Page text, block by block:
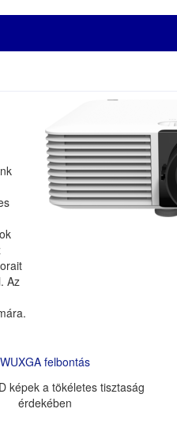
Az
WUXGA felbontás
képek a tökéletes tisztaság
érdekében